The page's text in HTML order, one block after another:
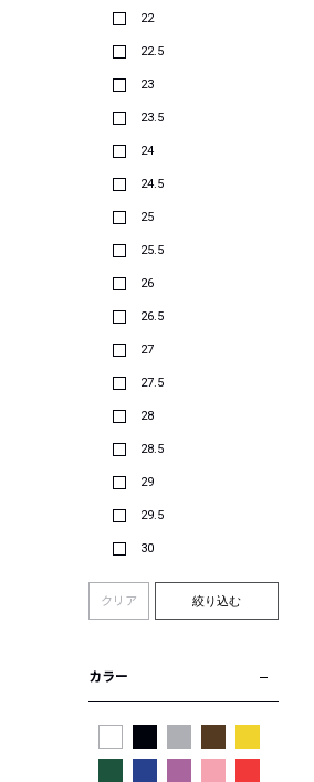
22
22.5
23
23.5
24
24.5
25
25.5
26
26.5
27
27.5
28
28.5
29
29.5
30
クリア 絞り込む
カラー